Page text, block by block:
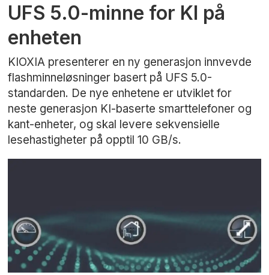
UFS 5.0-minne for KI på
enheten
KIOXIA presenterer en ny generasjon innvevde
flashminneløsninger basert på UFS 5.0-
standarden. De nye enhetene er utviklet for
neste generasjon KI-baserte smarttelefoner og
kant-enheter, og skal levere sekvensielle
lesehastigheter på opptil 10 GB/s.